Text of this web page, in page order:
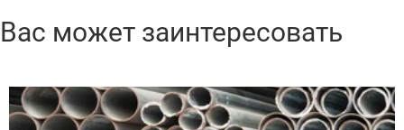
Вас может заинтересовать